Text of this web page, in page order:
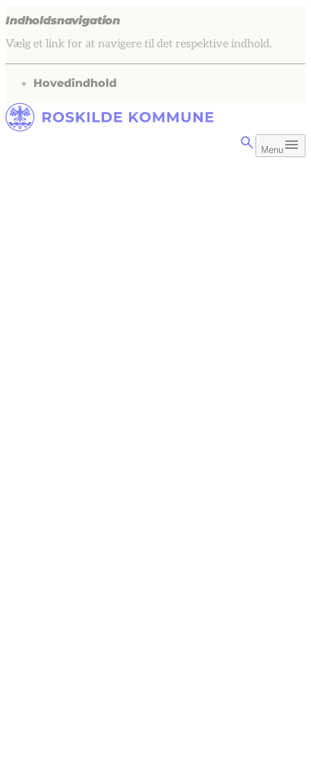
Indholdsnavigation
Vælg et link for at navigere til det respektive indhold.
gå til
Hovedindhold
Menu